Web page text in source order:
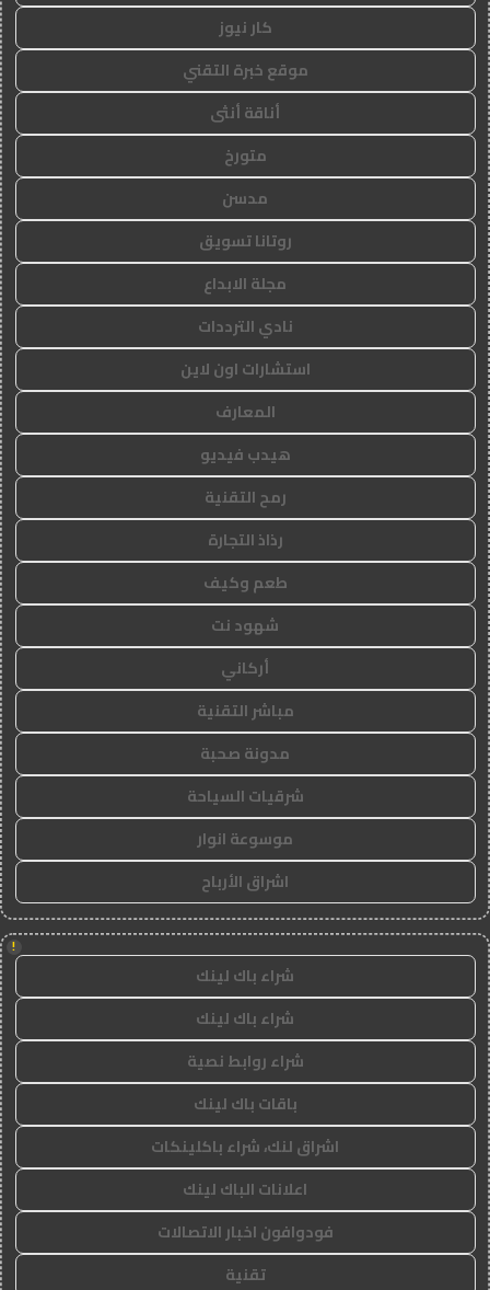
كار نيوز
موقع خبرة التقني
أناقة أنثى
متورخ
مدسن
روتانا تسويق
مجلة الابداع
نادي الترددات
استشارات اون لاين
المعارف
هيدب فيديو
رمح التقنية
رذاذ التجارة
طعم وكيف
شهود نت
أركاني
مباشر التقنية
مدونة صحبة
شرقيات السياحة
موسوعة انوار
اشراق الأرباح
!
شراء باك لينك
شراء باك لينك
شراء روابط نصية
باقات باك لينك
اشراق لنك، شراء باكلينكات
اعلانات الباك لينك
فودوافون اخبار الاتصالات
تقنية